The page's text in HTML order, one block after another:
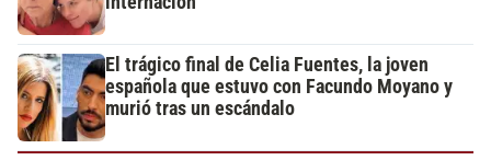
El trágico final de Celia Fuentes, la joven
española que estuvo con Facundo Moyano y
murió tras un escándalo